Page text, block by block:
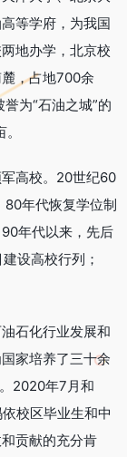
等学府，为我国
地办学，北京校
，占地700余
为“石油之城”的
高校。20世纪60
年代恢复学位制
年代以来，先后
设高校行列；
石化行业发展和
家培养了三十余
2020年7月和
校区毕业生和中
贡献的充分肯